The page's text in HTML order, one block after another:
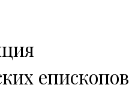
епископов